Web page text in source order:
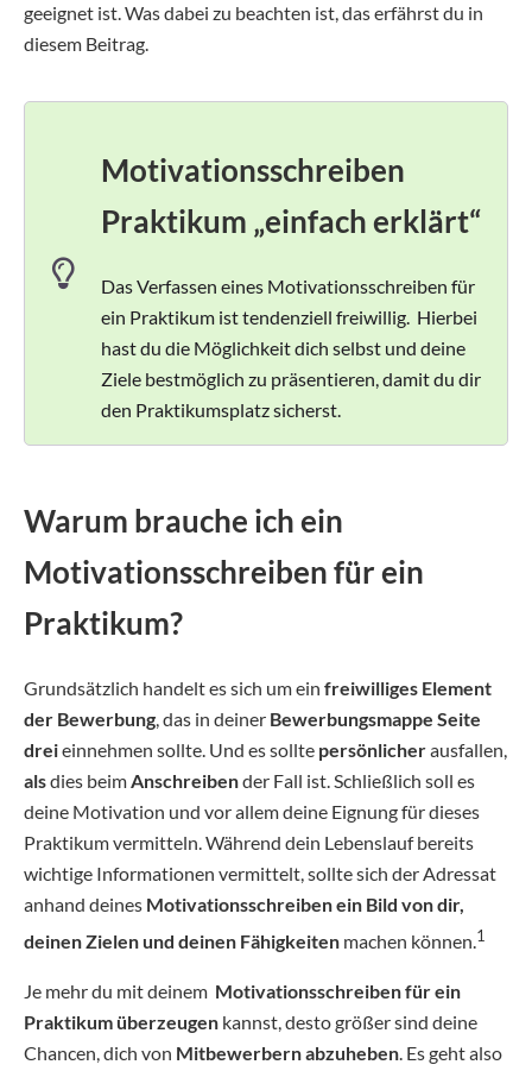
geeignet ist. Was dabei zu beachten ist, das erfährst du in
diesem Beitrag.
Motivationsschreiben
Praktikum „einfach erklärt“
Das Verfassen eines Motivationsschreiben für
ein Praktikum ist tendenziell freiwillig. Hierbei
hast du die Möglichkeit dich selbst und deine
Ziele bestmöglich zu präsentieren, damit du dir
den Praktikumsplatz sicherst.
Warum brauche ich ein
Motivationsschreiben für ein
Praktikum?
Grundsätzlich handelt es sich um ein freiwilliges Element
der Bewerbung , das in deiner Bewerbungsmappe Seite
dreieinnehmen sollte. Und es sollte persönlicherausfallen,
alsdies beim Anschreibender Fall ist. Schließlich soll es
deine Motivation und vor allem deine Eignung für dieses
Praktikum vermitteln. Während dein Lebenslauf bereits
wichtige Informationen vermittelt, sollte sich der Adressat
anhand deines Motivationsschreiben ein Bild von dir,
deinen Zielen und deinen Fähigkeiten machen können.1
Je mehr du mit deinem Motivationsschreiben für ein
Praktikum überzeugen kannst, desto größer sind deine
Chancen, dich von Mitbewerbern abzuheben. Es geht also